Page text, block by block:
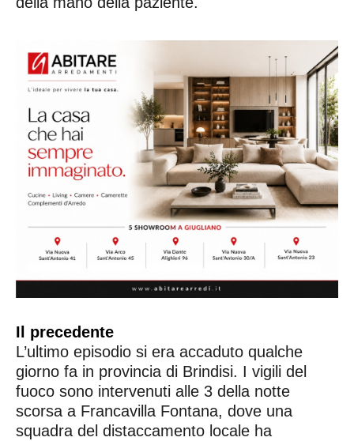
Il precedente
L’ultimo episodio si era accaduto qualche
giorno fa in provincia di Brindisi. I vigili del
fuoco sono intervenuti alle 3 della notte
scorsa a Francavilla Fontana, dove una
squadra del distaccamento locale ha